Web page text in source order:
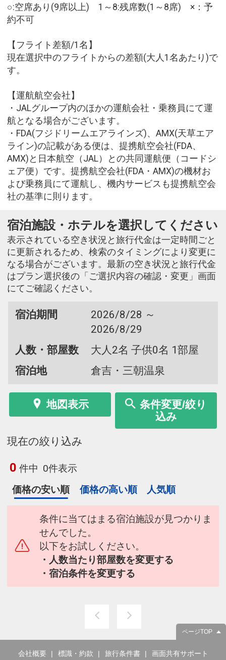
○:空席あり(9席以上) 1～8:残席数(1～8席) ×：予
約不可
【フライト差額/1名】
現在選択中のフライトからの差額(大人1名あたり)で
す。
【運航航空会社】
・JALグループ内のほかの運航会社・乗務員にて運
航となる場合がございます。
・FDA(フジドリームエアラインズ)、AMX(天草エア
ライン)の記載がある便は、提携航空会社(FDA、
AMX)と日本航空（JAL）との共同運航便（コードシ
ェア便）です。提携航空会社(FDA・AMX)の機材お
よび乗務員にて運航し、機内サービスも提携航空会
社の基準に則ります。
宿泊施設・ホテルを選択してください
表示されている空き状況と旅行代金は一定時間ごと
に更新されるため、検索のタイミングにより変更に
なる場合がございます。最新の空き状況と旅行代金
はプラン選択後の「ご選択内容の確認・変更」画面
にてご確認ください。
宿泊期間
2026/8/28 ～
2026/8/29
人数・部屋数
大人2名 子供0名 1部屋
宿泊地
倉吉・三朝温泉
地図表示
条件変更/絞り
込み
現在の絞り込み
0 件中 0件表示
価格の安い順
価格の高い順 人気順
条件に当てはまる宿泊施設が見つかりま
せんでした。
以下をお試しください。
・人数当たり部屋数を変更する
・宿泊条件を変更する
ページTOP
会社概要 標識・約款 旅行条件書 画面共有サポート